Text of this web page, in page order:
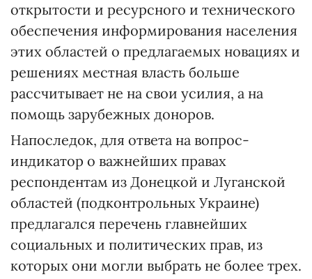
открытости и ресурсного и технического
обеспечения информирования населения
этих областей о предлагаемых новациях и
решениях местная власть больше
рассчитывает не на свои усилия, а на
помощь зарубежных доноров.
Напоследок, для ответа на вопрос-
индикатор о важнейших правах
респондентам из Донецкой и Луганской
областей (подконтрольных Украине)
предлагался перечень главнейших
социальных и политических прав, из
которых они могли выбрать не более трех.